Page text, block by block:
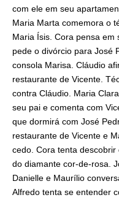
com ele em seu
Maria Marta comemora o
Maria Ísis. Cora pensa em
pede o divórcio para José
consola Marisa. Cláudio
restaurante de Vicente.
contra Cláudio. Maria
seu pai e comenta com
que dormirá com José
restaurante de Vicente e
cedo. Cora tenta
do diamante cor-de-rosa.
Danielle e Maurílio
Alfredo tenta se entender